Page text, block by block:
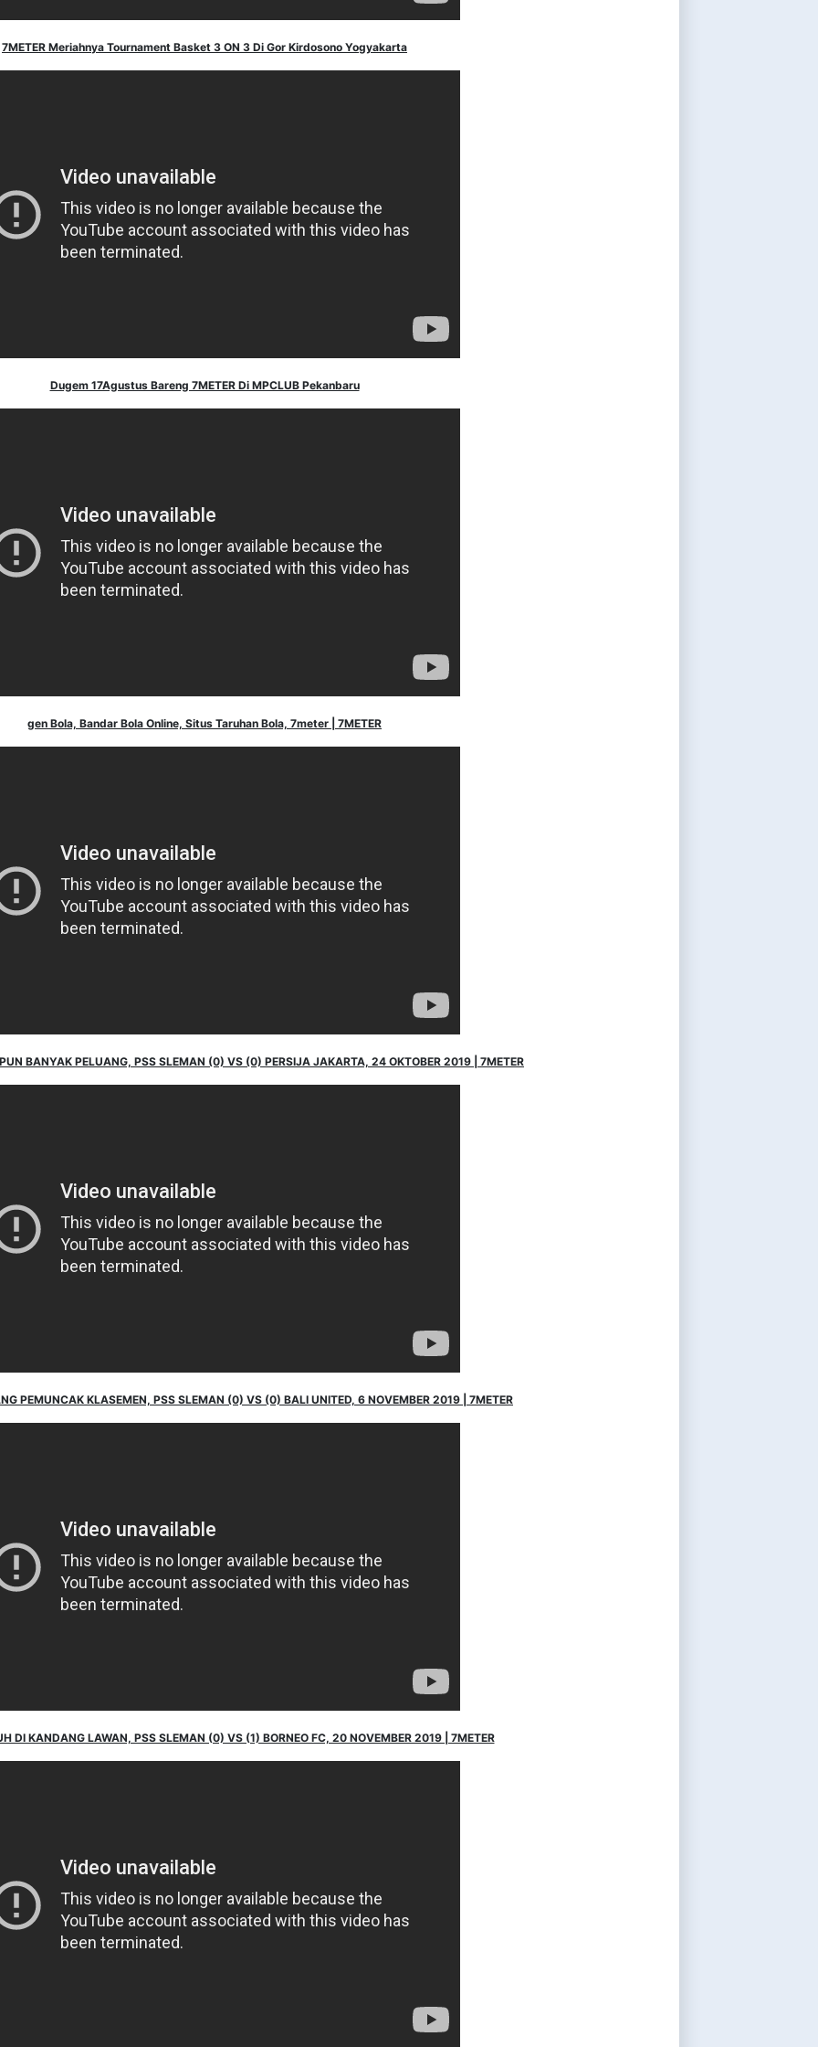
7METER Meriahnya Tournament Basket 3 ON 3 Di Gor Kirdosono Yogyakarta
Dugem 17Agustus Bareng 7METER Di MPCLUB Pekanbaru
gen Bola, Bandar Bola Online, Situs Taruhan Bola, 7meter | 7METER
BANYAK PELUANG, PSS SLEMAN (0) VS (0) PERSIJA JAKARTA, 24 OKTOBER 2019 | 7METER
PEMUNCAK KLASEMEN, PSS SLEMAN (0) VS (0) BALI UNITED, 6 NOVEMBER 2019 | 7METER
DI KANDANG LAWAN, PSS SLEMAN (0) VS (1) BORNEO FC, 20 NOVEMBER 2019 | 7METER